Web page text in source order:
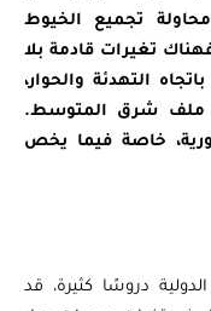
تجميع الخيوط
تغيرات قادمة بلا
التهدئة والحوار،
ملف شرق المتوسط.
خاصة فيما يخص
دروسًا كثيرة، قد